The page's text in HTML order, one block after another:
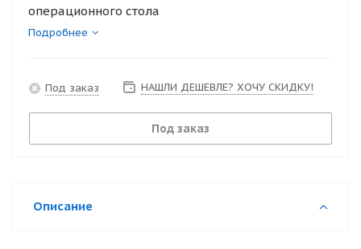
операционного стола
Подробнее
Под заказ НАШЛИ ДЕШЕВЛЕ? ХОЧУ СКИДКУ!
Под заказ
Описание